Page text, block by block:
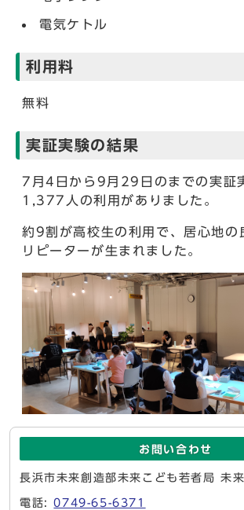
電気ケトル
利用料
無料
実証実験の結果
7月4日から9月29日のまでの実証
1,377人の利用がありました。
約9割が高校生の利用で、居心地の
リピーターが生まれました。
お問い合わせ
長浜市未来創造部未来こども若者局 未
電話:0749-65-6371